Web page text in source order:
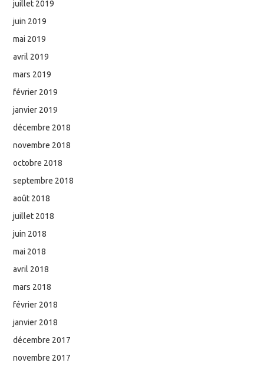
juillet 2019
juin 2019
mai 2019
avril 2019
mars 2019
février 2019
janvier 2019
décembre 2018
novembre 2018
octobre 2018
septembre 2018
août 2018
juillet 2018
juin 2018
mai 2018
avril 2018
mars 2018
février 2018
janvier 2018
décembre 2017
novembre 2017